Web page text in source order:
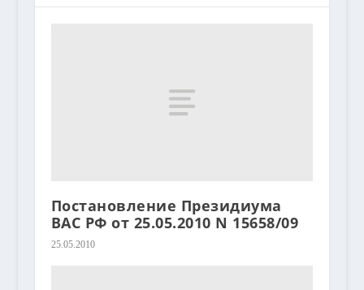
Постановление Президиума
ВАС РФ от 25.05.2010 N 15658/09
25.05.2010